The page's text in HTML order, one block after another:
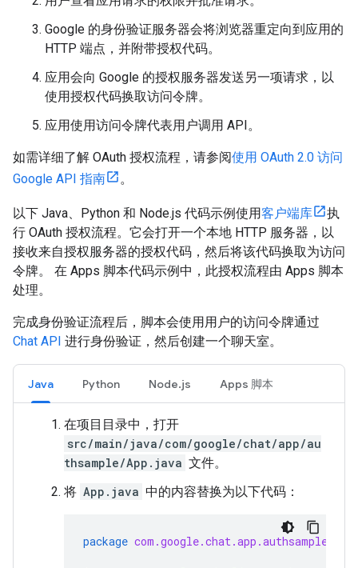
Google 的身份验证服务器会将浏览器重定向到应用的
HTTP 端点，并附带授权代码。
应用会向 Google 的授权服务器发送另一项请求，以
使用授权代码换取访问令牌。
应用使用访问令牌代表用户调用 API。
如需详细了解 OAuth 授权流程，请参阅使用 OAuth 2.0 访问
Google API 指南
。
以下 Java、Python 和 Node.js 代码示例使用客户端库
执
行 OAuth 授权流程。它会打开一个本地 HTTP 服务器，以
接收来自授权服务器的授权代码，然后将该代码换取为访问
令牌。 在 Apps 脚本代码示例中，此授权流程由 Apps 脚本
处理。
完成身份验证流程后，脚本会使用用户的访问令牌通过
Chat API 进行身份验证，然后创建一个聊天室。
Java Python Node.js Apps 脚本
在项目目录中，打开
src/main/java/com/google/chat/app/au
thsample/App.java 文件。
将 App.java 中的内容替换为以下代码：
package com.google.chat.app.authsample